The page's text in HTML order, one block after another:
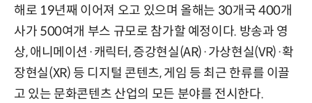
해로 19년째 이어져 오고 있으며 올해는 30개국 400개
사가 500여개 부스 규모로 참가할 예정이다. 방송과 영
상, 애니메이션·캐릭터, 증강현실(AR)·가상현실(VR)·확
장현실(XR) 등 디지털 콘텐츠, 게임 등 최근 한류를 이끌
고 있는 문화콘텐츠 산업의 모든 분야를 전시한다.